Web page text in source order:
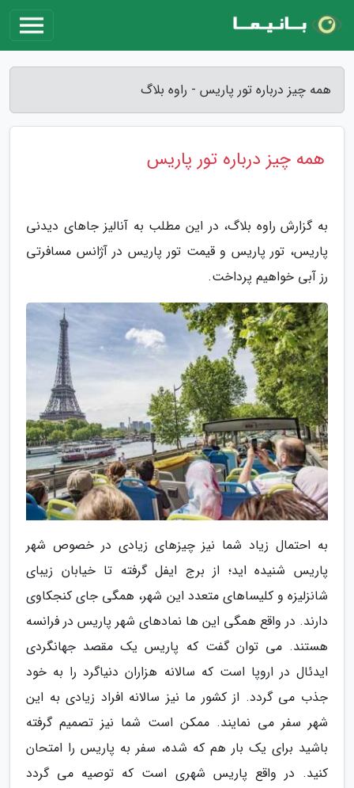
همه چیز درباره تور پاریس - راوه بلاگ
همه چیز درباره تور پاریس
به گزارش راوه بلاگ، در این مطلب به آنالیز جاهای دیدنی
پاریس، تور پاریس و قیمت تور پاریس در آژانس مسافرتی
رز آبی خواهیم پرداخت.
به احتمال زیاد شما نیز چیزهای زیادی در خصوص شهر
پاریس شنیده اید؛ از برج ایفل گرفته تا خیابان زیبای
شانزلیزه و کلیساهای متعدد این شهر، همگی جای کنجکاوی
دارند. در واقع همگی این ها نمادهای شهر پاریس در فرانسه
هستند. می توان گفت که پاریس یک مقصد جهانگردی
ایدئال در اروپا است که سالانه هزاران دنیاگرد را به خود
جذب می گردد. از کشور ما نیز سالانه افراد زیادی به این
شهر سفر می نمایند. ممکن است شما نیز تصمیم گرفته
باشید برای یک بار هم که شده، سفر به پاریس را امتحان
کنید. در واقع پاریس شهری است که توصیه می گردد